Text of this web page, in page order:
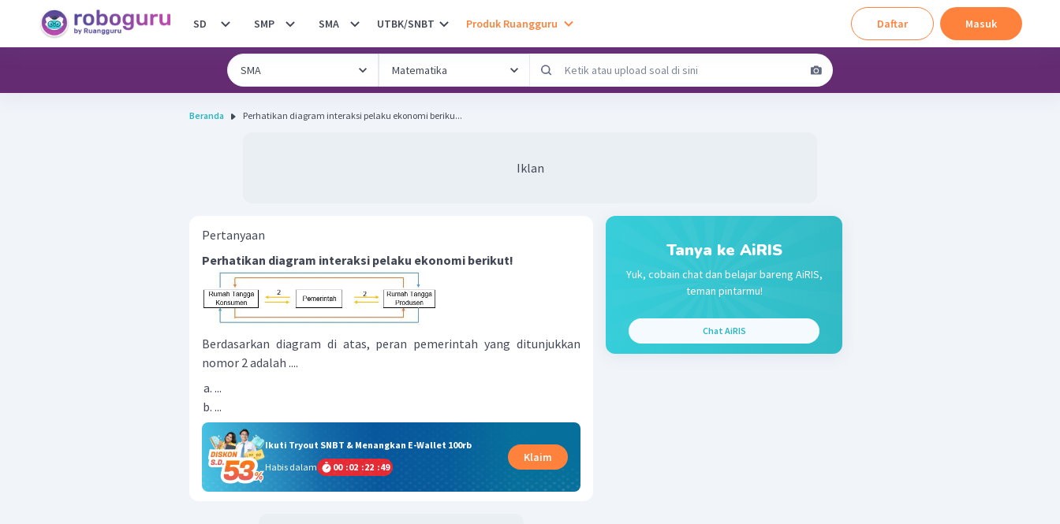
SD SMP SMA UTBK/SNBT Produk Ruangguru Daftar Masuk
Beranda Perhatikan diagram interaksi pelaku ekonomi beriku...
Iklan
Pertanyaan
Perhatikan diagram interaksi pelaku ekonomi berikut!
Berdasarkan diagram di atas, peran pemerintah yang ditunjukkan
nomor 2 adalah ....
...
...
Ikuti Tryout SNBT & Menangkan E-Wallet 100rb
Habis dalam
00 :02 :22 :48
Klaim
Tanya ke AiRIS
Yuk, cobain chat dan belajar bareng AiRIS,
teman pintarmu!
Chat AiRIS